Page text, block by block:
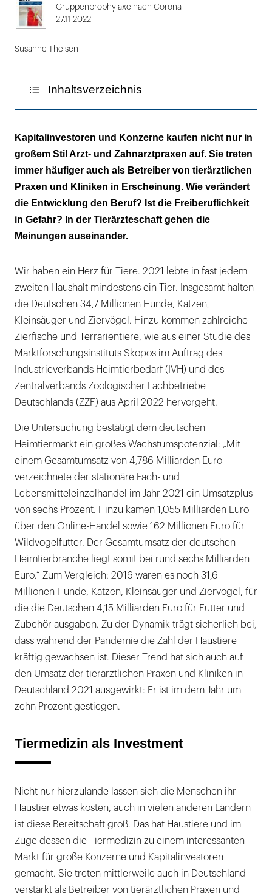
2
Gruppenprophylaxe nach Corona
27.11.2022
Susanne Theisen
Inhaltsverzeichnis
Tiermedizin als Investment
Investoren denken in der Regel groẞ
Das Fremdbesitzverbot erschwert Aufkäufe
Klar will ein Investor Rendite
Die BWL-denke ist den meisten Tierärzten
Werden die Verbände von den Ketten
infiltriert?
Die Tierärzteschaft steht an einem
Scheideweg
Kapitalinvestoren und Konzerne kaufen nicht nur in
großem Stil Arzt- und Zahnarztpraxen auf. Sie treten
immer häufiger auch als Betreiber von tierärztlichen
Praxen und Kliniken in Erscheinung. Wie verändert
die Entwicklung den Beruf? Ist die Freiberuflichkeit
in Gefahr? In der Tierärzteschaft gehen die
Meinungen auseinander.
Wir haben ein Herz für Tiere. 2021 lebte in fast jedem
zweiten Haushalt mindestens ein Tier. Insgesamt halten
die Deutschen 34,7 Millionen Hunde, Katzen,
Kleinsäuger und Ziervögel. Hinzu kommen zahlreiche
Zierfische und Terrarientiere, wie aus einer Studie des
Marktforschungsinstituts Skopos im Auftrag des
Industrieverbands Heimtierbedarf (IVH) und des
Zentralverbands Zoologischer Fachbetriebe
Deutschlands (ZZF) aus April 2022 hervorgeht.
Die Untersuchung bestätigt dem deutschen
Heimtiermarkt ein großes Wachstumspotenzial: „Mit
einem Gesamtumsatz von 4,786 Milliarden Euro
verzeichnete der stationäre Fach- und
Lebensmitteleinzelhandel im Jahr 2021 ein Umsatzplus
von sechs Prozent. Hinzu kamen 1,055 Milliarden Euro
über den Online-Handel sowie 162 Millionen Euro für
Wildvogelfutter. Der Gesamtumsatz der deutschen
Heimtierbranche liegt somit bei rund sechs Milliarden
Euro.“ Zum Vergleich: 2016 waren es noch 31,6
Millionen Hunde, Katzen, Kleinsäuger und Ziervögel, für
die die Deutschen 4,15 Milliarden Euro für Futter und
Zubehör ausgaben. Zu der Dynamik trägt sicherlich bei,
dass während der Pandemie die Zahl der Haustiere
kräftig gewachsen ist. Dieser Trend hat sich auch auf
den Umsatz der tierärztlichen Praxen und Kliniken in
Deutschland 2021 ausgewirkt: Er ist im dem Jahr um
zehn Prozent gestiegen.
Tiermedizin als Investment
Nicht nur hierzulande lassen sich die Menschen ihr
Haustier etwas kosten, auch in vielen anderen Ländern
ist diese Bereitschaft groß. Das hat Haustiere und im
Zuge dessen die Tiermedizin zu einem interessanten
Markt für große Konzerne und Kapitalinvestoren
gemacht. Sie treten mittlerweile auch in Deutschland
verstärkt als Betreiber von tierärztlichen Praxen und